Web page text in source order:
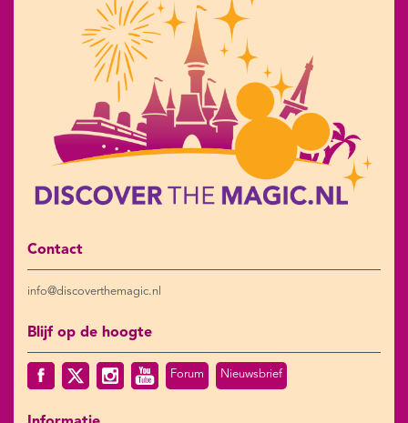
Contact
info@discoverthemagic.nl
Blijf op de hoogte
Forum Nieuwsbrief